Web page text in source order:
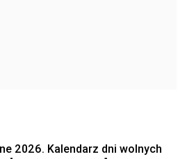
2026. Kalendarz dni wolnych